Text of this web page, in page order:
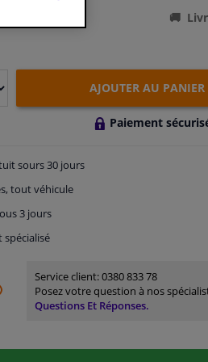
AJOUTER AU PANIER
Paiement
sours 30 jours
tout véhicule
3 jours
Service client:0380 833 78
Posez votre question à nos
Questions Et Réponses.